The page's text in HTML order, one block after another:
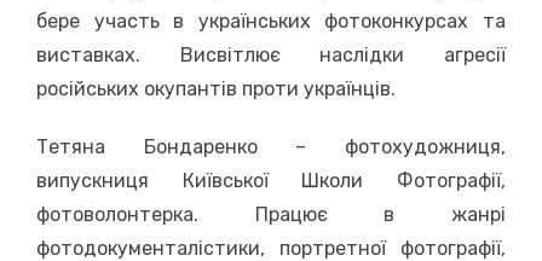
бере участь в українських фотоконкурсах та
виставках. Висвітлює наслідки агресії
російських окупантів проти українців.
Тетяна Бондаренко – фотохудожниця,
випускниця Київської Школи Фотографії,
фотоволонтерка. Працює в жанрі
фотодокументалістики, портретної фотографії,